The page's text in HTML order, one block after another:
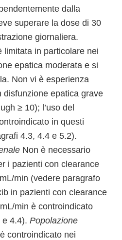
dalla
superare la dose di 30
giornaliera.
limitata in particolare nei
epatica moderata e si
Non vi è esperienza
disfunzione epatica grave
≥ 10); l’uso del
in questi
4.3, 4.4 e 5.2).
Non è necessario
i pazienti con clearance
min (vedere paragrafo
in pazienti con clearance
min è controindicato
e 4.4). Popolazione
controindicato nei